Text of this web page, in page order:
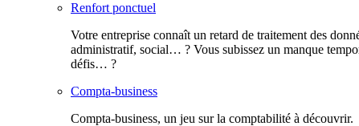
Renfort ponctuel
Votre entreprise connaît un retard de traitement des
administratif, social… ? Vous subissez un manque
défis… ?
Compta-business
Compta-business, un jeu sur la comptabilité à découvrir.